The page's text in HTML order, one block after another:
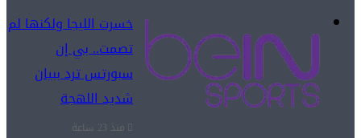
خسرت الليجا ولكنها لم
تصمت.. بي إن
سبورتس ترد ببيان
شديد اللهجة
منذ 23 ساعة